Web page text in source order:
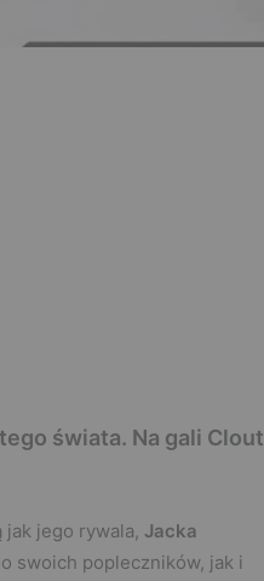
świata. Na gali Clout
jego rywala, Jacka
swoich popleczników, jak i